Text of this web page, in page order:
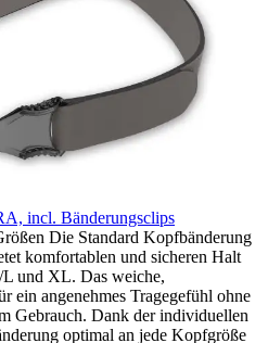
incl. Bänderungsclips
Die Standard Kopfbänderung
komfortablen und sicheren Halt
und XL. Das weiche,
ein angenehmes Tragegefühl ohne
Gebrauch. Dank der individuellen
optimal an jede Kopfgröße